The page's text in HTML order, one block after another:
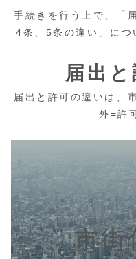
手続きを行う上で、「
4条、5条の違い」につ
届出
届出と許可の違いは、
外=許
市街